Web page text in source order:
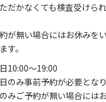
だかなくても検査受けら
が無い場合にはお休みを
す。
10:00～19:00
のみ事前予約が必要となり
みご予約が無い場合には